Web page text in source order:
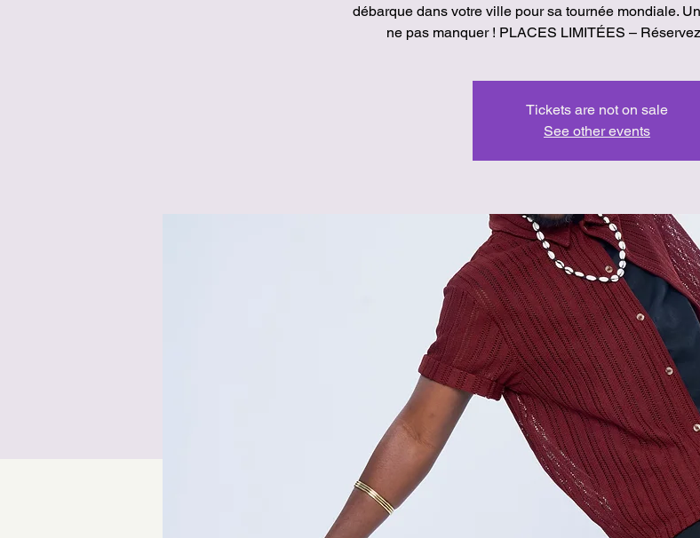
débarque dans votre ville pour sa tournée mondiale.
ne pas manquer ! PLACES LIMITÉES –
Tickets are not on sale
See other events